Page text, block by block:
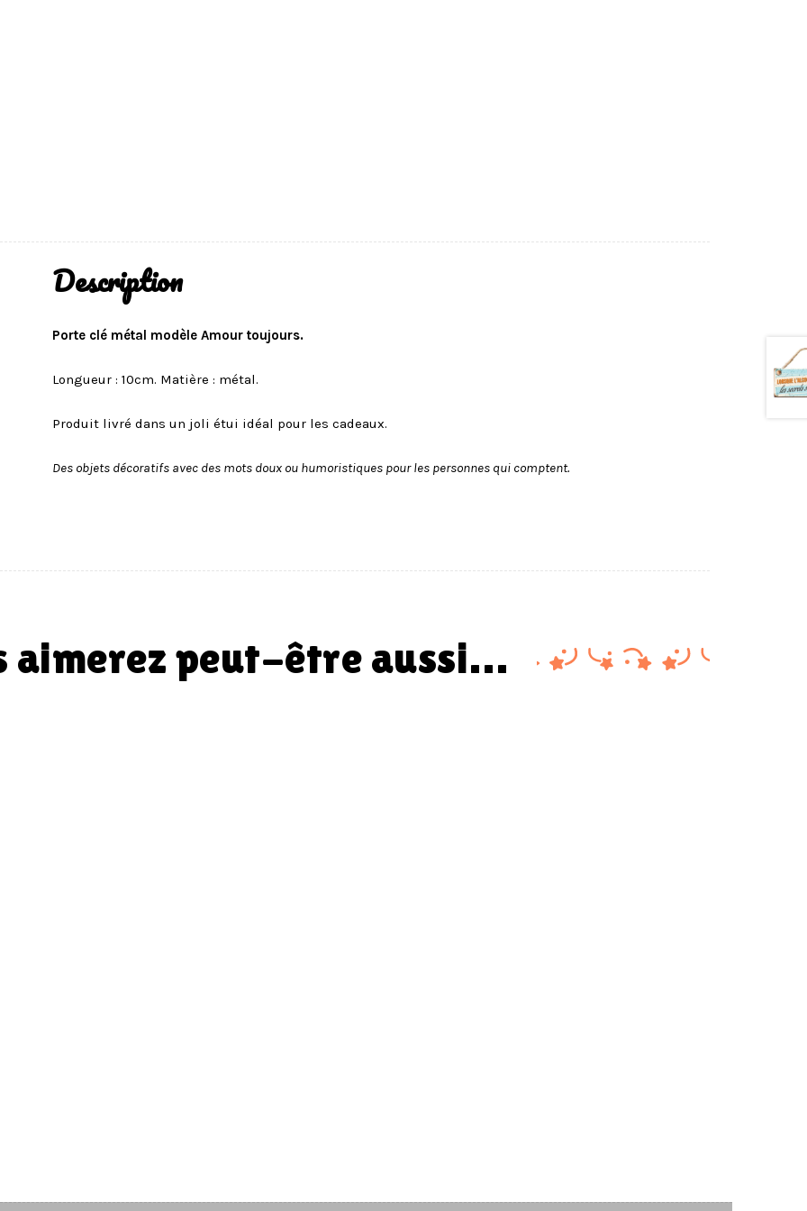
Description
Porte clé métal modèle Amour toujours.
Longueur : 10cm. Matière : métal.
Produit livré dans un joli étui idéal pour les cadeaux.
Des objets décoratifs avec des mots doux ou humoristiques pour les personnes qui comptent.
aimerez peut-être aussi…